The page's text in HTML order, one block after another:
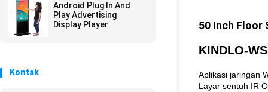
Android Plug In And
Play Advertising
Display Player
Kontak
50 Inch Floor
KINDLO-
Aplikasi jaringan
Layar sentuh IR